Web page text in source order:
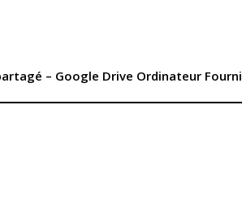
– Google Drive Ordinateur Fourni